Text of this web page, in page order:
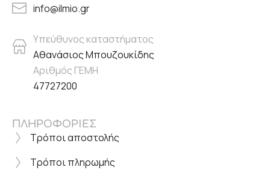
info@ilmio.gr
Υπεύθυνος καταστήματος
Αθανάσιος Μπουζουκίδης
Αριθμός ΓΕΜΗ
47727200
ΠΛΗΡΟΦΟΡΙΕΣ
Τρόποι αποστολής
Τρόποι πληρωμής